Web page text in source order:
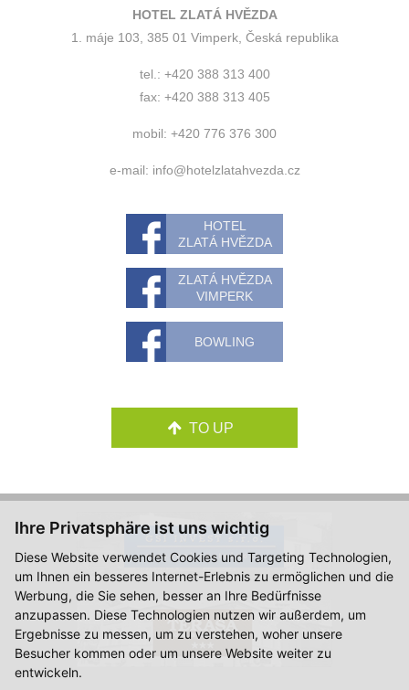
Ihre Privatsphäre ist uns wichtig
Diese Website verwendet Cookies und Targeting Technologien,
um Ihnen ein besseres Internet-Erlebnis zu ermöglichen und die
Werbung, die Sie sehen, besser an Ihre Bedürfnisse
anzupassen. Diese Technologien nutzen wir außerdem, um
Ergebnisse zu messen, um zu verstehen, woher unsere
Besucher kommen oder um unsere Website weiter zu
entwickeln.
HOTEL ZLATÁ HVĚZDA
1. máje 103, 385 01 Vimperk, Česká republika
tel.: +420 388 313 400
fax: +420 388 313 405
mobil: +420 776 376 300
e-mail: info@hotelzlatahvezda.cz
HOTEL
ZLATÁ HVĚZDA
ZLATÁ HVĚZDA
VIMPERK
BOWLING
TO UP